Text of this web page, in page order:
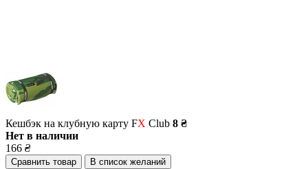
Кешбэк на клубную карту FX Club 8 ₴
Нет в наличии
166 ₴
Сравнить товар В список желаний